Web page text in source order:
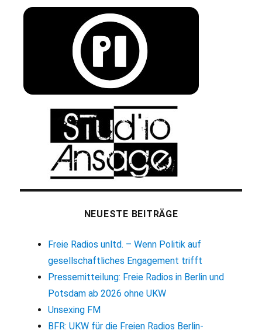
NEUESTE BEITRÄGE
Freie Radios unltd. – Wenn Politik auf
gesellschaftliches Engagement trifft
Pressemitteilung: Freie Radios in Berlin und
Potsdam ab 2026 ohne UKW
Unsexing FM
BFR: UKW für die Freien Radios Berlin-